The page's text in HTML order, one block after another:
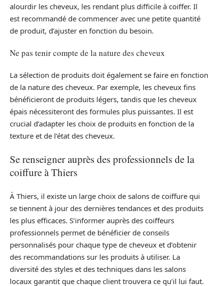
alourdir les cheveux, les rendant plus difficile à coiffer. Il
est recommandé de commencer avec une petite quantité
de produit, d’ajuster en fonction du besoin.
Ne pas tenir compte de la nature des cheveux
La sélection de produits doit également se faire en fonction
de la nature des cheveux. Par exemple, les cheveux fins
bénéficieront de produits légers, tandis que les cheveux
épais nécessiteront des formules plus puissantes. Il est
crucial d’adapter les choix de produits en fonction de la
texture et de l’état des cheveux.
Se renseigner auprès des professionnels de la
coiffure à Thiers
À Thiers, il existe un large choix de salons de coiffure qui
se tiennent à jour des dernières tendances et des produits
les plus efficaces. S’informer auprès des coiffeurs
professionnels permet de bénéficier de conseils
personnalisés pour chaque type de cheveux et d’obtenir
des recommandations sur les produits à utiliser. La
diversité des styles et des techniques dans les salons
locaux garantit que chaque client trouvera ce qu’il lui faut.